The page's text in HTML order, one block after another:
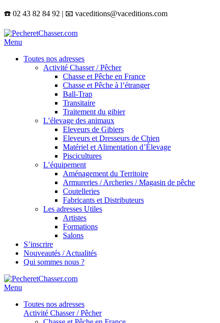
☎️ 02 43 82 84 92 | 📧 vaceditions@vaceditions.com
Menu
Toutes nos adresses
Activité Chasser / Pêcher
Chasse et Pêche en France
Chasse et Pêche à l’étranger
Ball-Trap
Transitaire
Traitement du gibier
L’élevage des animaux
Eleveurs de Gibiers
Eleveurs et Dresseurs de Chien
Matériel et Alimentation d’Élevage
Piscicultures
L’équipement
Aménagement du Territoire
Armureries / Archeries / Magasin de pêche
Coutelleries
Fabricants et Distributeurs
Les adresses Utiles
Artistes
Formations
Salons
S’inscrire
Nouveautés / Actualités
Qui sommes nous ?
Menu
Toutes nos adresses
Activité Chasser / Pêcher